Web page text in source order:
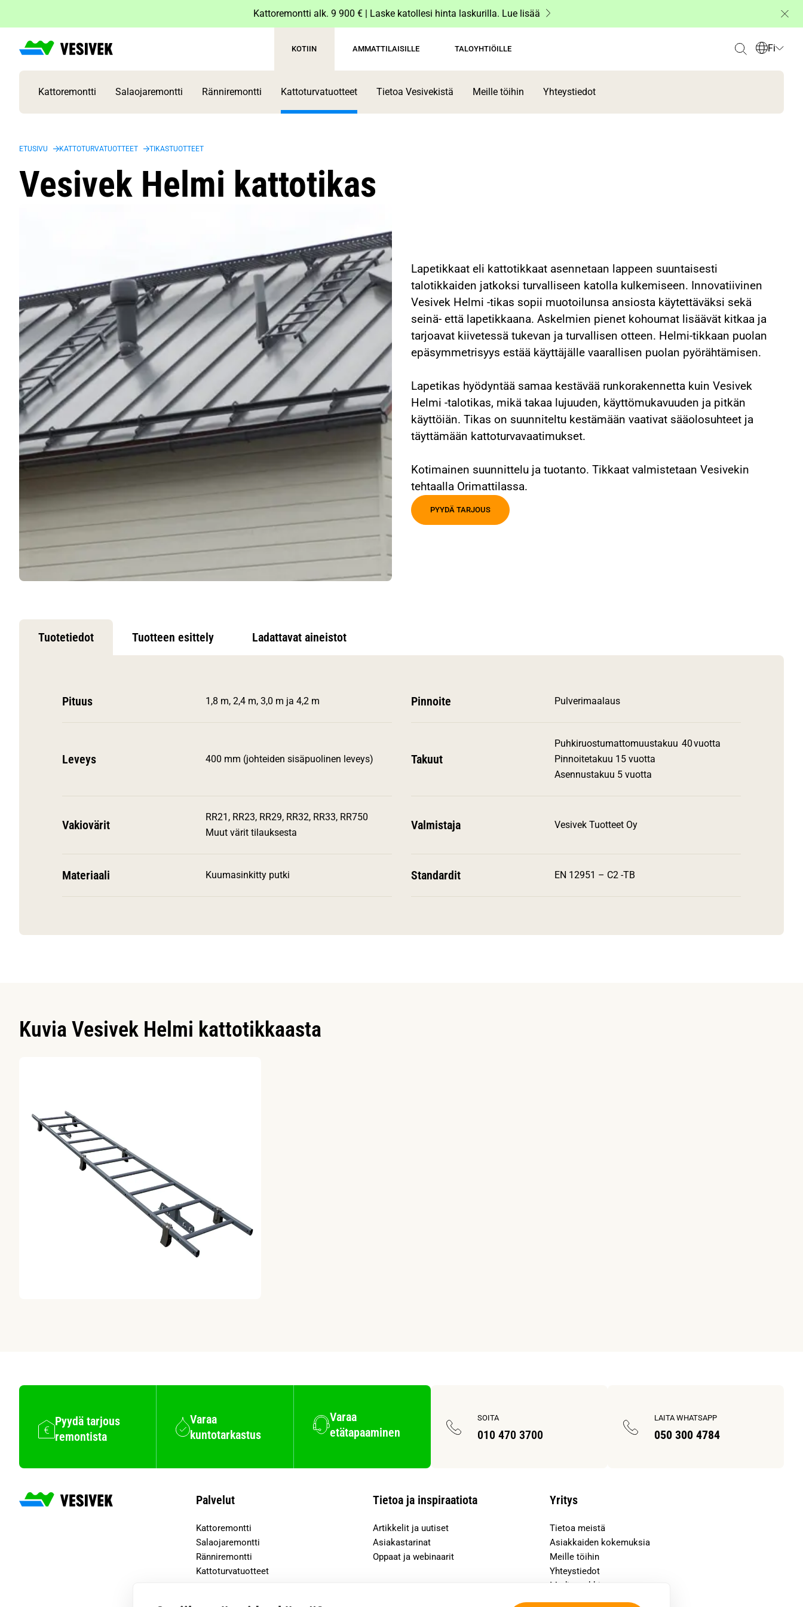
Kattoremontti alk. 9 900 € | Laske katollesi hinta laskurilla. Lue lisää
KOTIIN AMMATTILAISILLE TALOYHTIÖILLE Fi
Kattoremontti Salaojaremontti Ränniremontti Kattoturvatuotteet Tietoa Vesivekistä Meille töihin Yhteystiedot
ETUSIVU KATTOTURVATUOTTEET TIKASTUOTTEET
Vesivek Helmi kattotikas
Lapetikkaat eli kattotikkaat asennetaan lappeen suuntaisesti
talotikkaiden jatkoksi turvalliseen katolla kulkemiseen. Innovatiivinen
Vesivek Helmi -tikas sopii muotoilunsa ansiosta käytettäväksi sekä
seinä- että lapetikkaana. Askelmien pienet kohoumat lisäävät kitkaa ja
tarjoavat kiivetessä tukevan ja turvallisen otteen. Helmi-tikkaan puolan
epäsymmetrisyys estää käyttäjälle vaarallisen puolan pyörähtämisen.
Lapetikas hyödyntää samaa kestävää runkorakennetta kuin Vesivek
Helmi -talotikas, mikä takaa lujuuden, käyttömukavuuden ja pitkän
käyttöiän. Tikas on suunniteltu kestämään vaativat sääolosuhteet ja
täyttämään kattoturvavaatimukset.
Kotimainen suunnittelu ja tuotanto. Tikkaat valmistetaan Vesivekin
tehtaalla Orimattilassa.
PYYDÄ TARJOUS
Tuotetiedot Tuotteen esittely Ladattavat aineistot
Pituus 1,8 m, 2,4 m, 3,0 m ja 4,2 m
Leveys 400 mm (johteiden sisäpuolinen leveys)
Vakiovärit
RR21, RR23, RR29, RR32, RR33, RR750
Muut värit tilauksesta
Materiaali Kuumasinkitty putki
Pinnoite Pulverimaalaus
Takuut
Puhkiruostumattomuustakuu 40 vuotta
Pinnoitetakuu 15 vuotta
Asennustakuu 5 vuotta
Valmistaja Vesivek Tuotteet Oy
Standardit EN 12951 – C2 -TB
Kuvia Vesivek Helmi kattotikkaasta
Pyydä tarjous
remontista
Varaa
kuntotarkastus
Varaa
etätapaaminen
SOITA
010 470 3700
LAITA WHATSAPP
050 300 4784
Palvelut
Kattoremontti
Salaojaremontti
Ränniremontti
Kattoturvatuotteet
Tietoa ja inspiraatiota
Artikkelit ja uutiset
Asiakastarinat
Oppaat ja webinaarit
Yritys
Tietoa meistä
Asiakkaiden kokemuksia
Meille töihin
Yhteystiedot
Mediapankki